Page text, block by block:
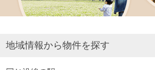
地域情報から物件を探す